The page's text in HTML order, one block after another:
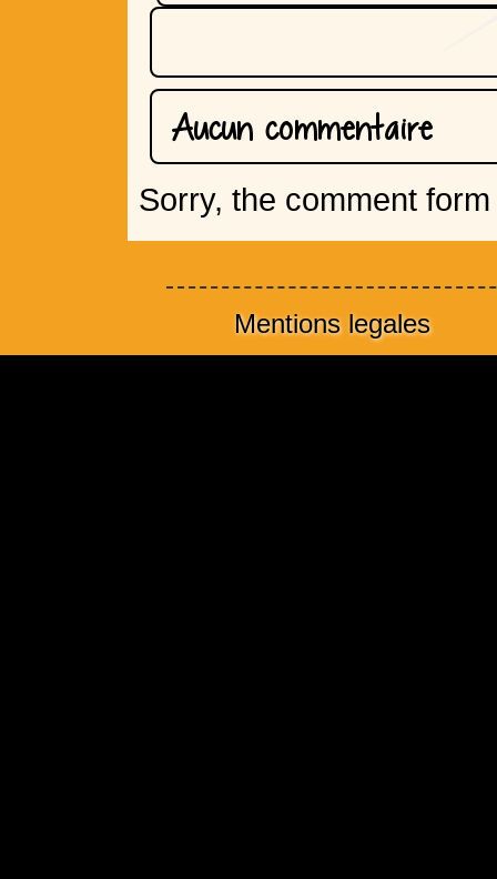
Aucun commentaire
Sorry, the comment
Mentions legales